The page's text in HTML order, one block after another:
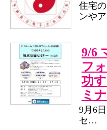
住宅
ンや
9/6
フ
功
ミ
9月6
セ…